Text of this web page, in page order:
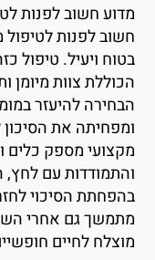
חשוב לפנות
לפנות לטיפול
ויעיל. טיפול כזה
צוות מיומן
להיעזר
את הסיכון
מספק כלים
עם לחץ,
הסיכוי לחזרה
גם אחרי השלמת
לחיים חופשיים